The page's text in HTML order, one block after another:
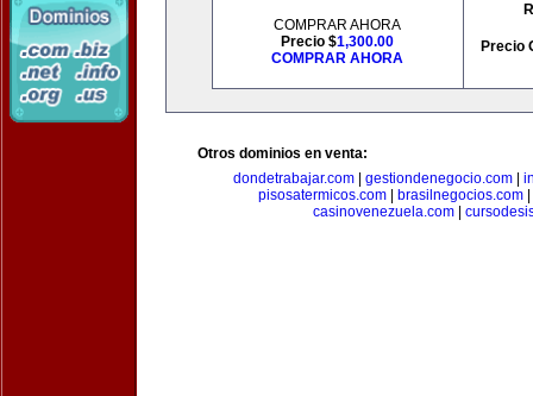
COMPRAR AHORA
Precio $1,300.00
COMPRAR AHORA
Precio
Otros dominios en venta:
dondetrabajar.com| gestiondenegocio.com|
pisosatermicos.com
brasilnegocios.com
casinovenezuela.com